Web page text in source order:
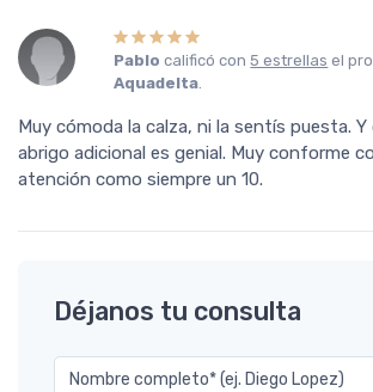
Pablo calificó con5 estrellas el
Aquadelta.
Muy cómoda la calza, ni la sentís puesta.
abrigo adicional es genial. Muy conforme
atención como siempre un 10.
Déjanos tu consulta
Nombre completo* (ej. Diego Lopez)